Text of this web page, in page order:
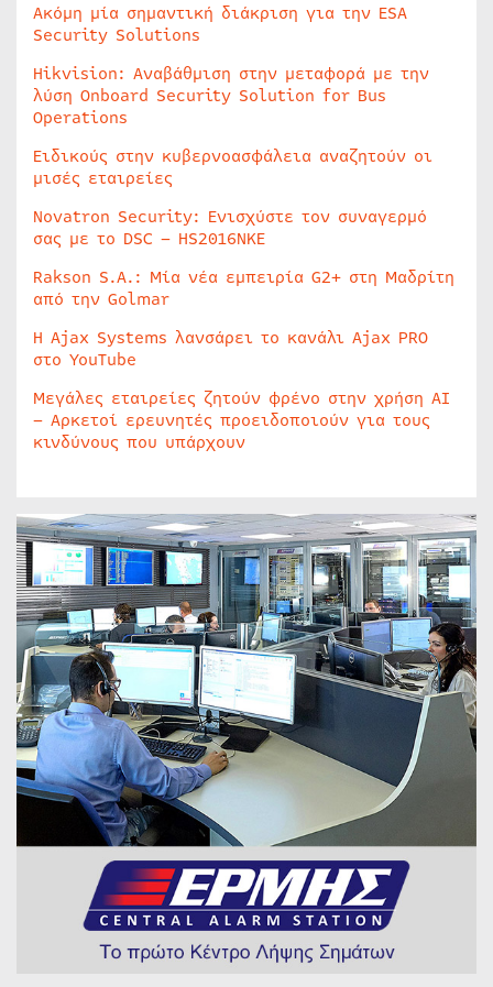
Ακόμη μία σημαντική διάκριση για την ESA
Security Solutions
Hikvision: Αναβάθμιση στην μεταφορά με την
λύση Onboard Security Solution for Bus
Operations
Ειδικούς στην κυβερνοασφάλεια αναζητούν οι
μισές εταιρείες
Novatron Security: Ενισχύστε τον συναγερμό
σας με το DSC – HS2016NKE
Rakson S.A.: Μία νέα εμπειρία G2+ στη Μαδρίτη
από την Golmar
Η Ajax Systems λανσάρει το κανάλι Ajax PRO
στο YouTube
Μεγάλες εταιρείες ζητούν φρένο στην χρήση AI
– Αρκετοί ερευνητές προειδοποιούν για τους
κινδύνους που υπάρχουν